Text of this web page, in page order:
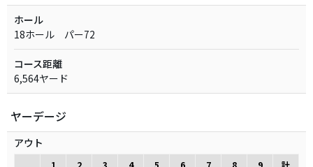
ホール
18ホール パー72
コース距離
6,564ヤード
ヤーデージ
アウト
1 2 3 4 5 6 7 8 9
計